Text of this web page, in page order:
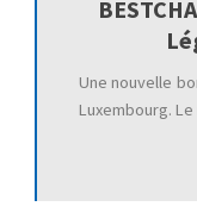
Une nouvelle
Luxembourg.